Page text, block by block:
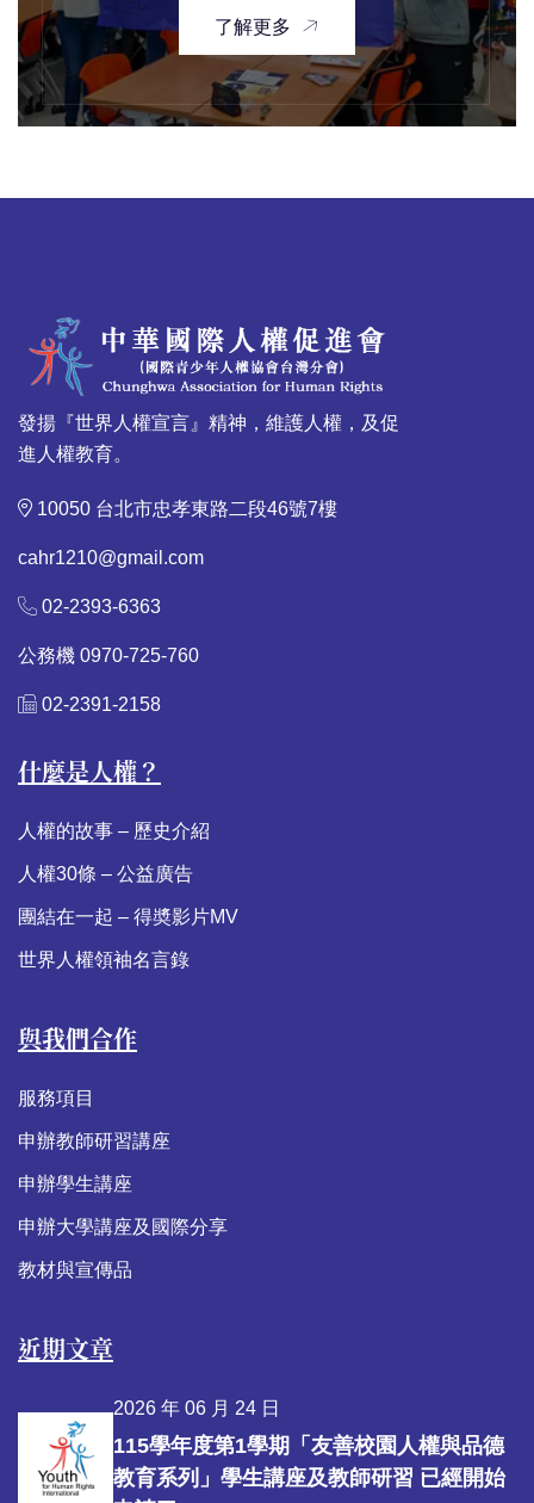
了解更多
發揚『世界人權宣言』精神，維護人權，及促
進人權教育。
10050 台北市忠孝東路二段46號7樓
cahr1210@gmail.com
02-2393-6363
公務機 0970-725-760
02-2391-2158
什麼是人權？
人權的故事 – 歷史介紹
人權30條 – 公益廣告
團結在一起 – 得奬影片MV
世界人權領袖名言錄
與我們合作
服務項目
申辦教師研習講座
申辦學生講座
申辦大學講座及國際分享
教材與宣傳品
近期文章
2026 年 06 月 24 日
115學年度第1學期「友善校園人權與品德
教育系列」學生講座及教師研習 已經開始